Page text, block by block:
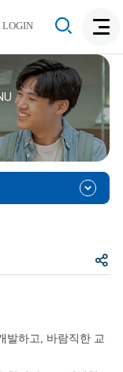
LOGIN
색
활
성
색
공
발하고, 바람직한 교